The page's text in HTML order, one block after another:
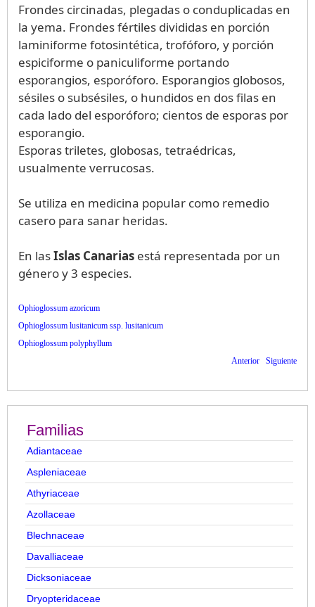
Frondes circinadas, plegadas o conduplicadas en
la yema. Frondes fértiles divididas en porción
laminiforme fotosintética, trofóforo, y porción
espiciforme o paniculiforme portando
esporangios, esporóforo. Esporangios globosos,
sésiles o subsésiles, o hundidos en dos filas en
cada lado del esporóforo; cientos de esporas por
esporangio.
Esporas triletes, globosas, tetraédricas,
usualmente verrucosas.
Se utiliza en medicina popular como remedio
casero para sanar heridas.
En lasIslas Canarias está representada por un
género y 3 especies.
Ophioglossum azoricum
Ophioglossum lusitanicum ssp. lusitanicum
Ophioglossum polyphyllum
Anterior
Siguiente
Familias
Adiantaceae
Aspleniaceae
Athyriaceae
Azollaceae
Blechnaceae
Davalliaceae
Dicksoniaceae
Dryopteridaceae